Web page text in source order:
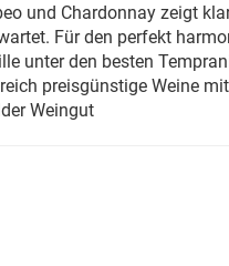
und Chardonnay zeigt
Für den perfekt
unter den besten
preisgünstige Weine
Weingut